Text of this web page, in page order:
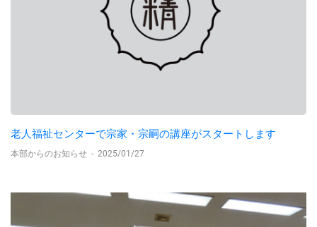
老人福祉センターで宗家・宗嗣の講座がスタートします
本部からのお知らせ - 2025/01/27